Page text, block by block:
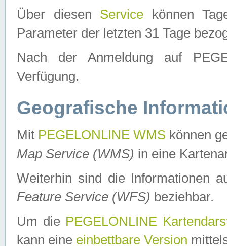
Über diesen Service können
Parameter der letzten 31 Tage
Nach der Anmeldung auf
Verfügung.
Geografische
Mit PEGELONLINE WMS können
Map Service (WMS) in eine
Weiterhin sind die Informationen
Feature Service (WFS) beziehbar.
Um die PEGELONLINE
kann eine einbettbare Version